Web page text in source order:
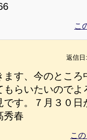
こ
返信
ます、今のところ
もらいたいのでよ
です。７月３０
秀春
こ